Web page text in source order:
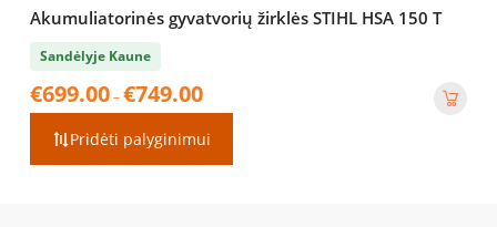
Akumuliatorinės gyvatvorių žirklės STIHL HSA 150 T
Sandėlyje Kaune
€699.00–€749.00
€699.00
through
Pridėti palyginimui